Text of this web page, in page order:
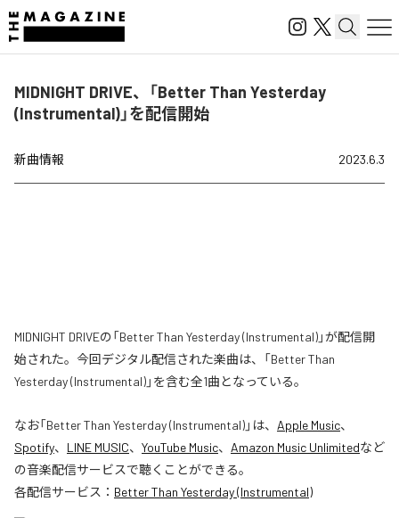
MIDNIGHT DRIVE、「Better Than Yesterday
(Instrumental)」を配信開始
新曲情報 2023.6.3
MIDNIGHT DRIVEの「Better Than Yesterday (Instrumental)」が配信開
始された。今回デジタル配信された楽曲は、「Better Than
Yesterday (Instrumental)」を含む全1曲となっている。
なお「Better Than Yesterday (Instrumental)」は、 Apple Music、
Spotify、 LINE MUSIC、 YouTube Music、 Amazon Music Unlimitedなど
の音楽配信サービスで聴くことができる。
各配信サービス： Better Than Yesterday (Instrumental)